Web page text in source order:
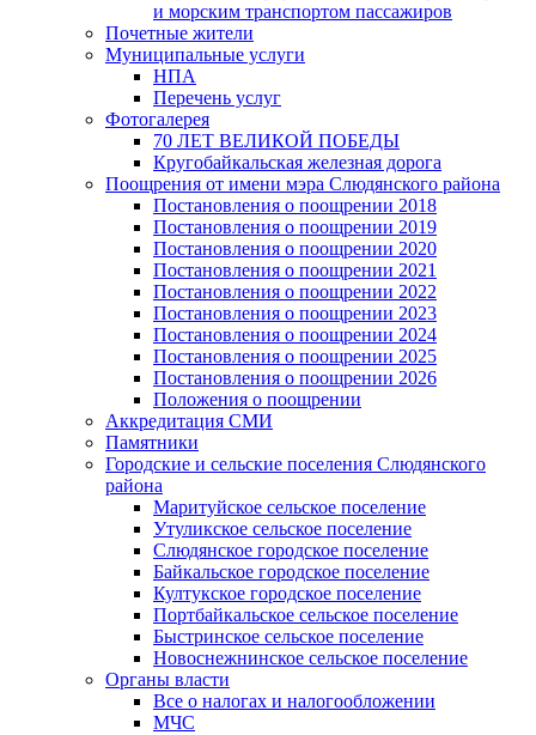
и морским транспортом пассажиров
Почетные жители
Муниципальные услуги
НПА
Перечень услуг
Фотогалерея
70 ЛЕТ ВЕЛИКОЙ ПОБЕДЫ
Кругобайкальская железная дорога
Поощрения от имени мэра Слюдянского района
Постановления о поощрении 2018
Постановления о поощрении 2019
Постановления о поощрении 2020
Постановления о поощрении 2021
Постановления о поощрении 2022
Постановления о поощрении 2023
Постановления о поощрении 2024
Постановления о поощрении 2025
Постановления о поощрении 2026
Положения о поощрении
Аккредитация СМИ
Памятники
Городские и сельские поселения Слюдянского
района
Маритуйское сельское поселение
Утуликское сельское поселение
Слюдянское городское поселение
Байкальское городское поселение
Култукское городское поселение
Портбайкальское сельское поселение
Быстринское сельское поселение
Новоснежнинское сельское поселение
Органы власти
Все о налогах и налогообложении
МЧС